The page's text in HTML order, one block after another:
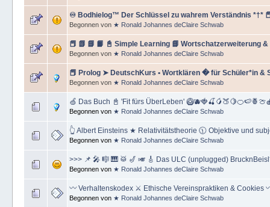
♾️ Bodhielog™ Der Schlüssel zu wahrem Verständnis *†*
Begonnen von ★ Ronald Johannes deClaire Schwab
📕 📗 📘 📙 📓 Simple Learning 📘 Wortschatzerweiterung
Begonnen von ★ Ronald Johannes deClaire Schwab
📕 Prolog ➤ DeutschKurs • Wortklären � für Schüler*in &
Begonnen von ★ Ronald Johannes deClaire Schwab
🍏 Das Buch 📓 'Fit fürs ÜberLeben'
Begonnen von ★ Ronald Johannes deClaire Schwab
👆 Albert Einsteins ★ Relativitätstheorie 🕦 Objektive und
Begonnen von ★ Ronald Johannes deClaire Schwab
>>> 📌 🎤 🎼 🎹 🥁 🎷 🎺 🎸 Das ULC (unplugged)
Begonnen von ★ Ronald Johannes deClaire Schwab
〰 Verhaltenskodex ⚔ Ethische Vereinspraktiken & Cookies
Begonnen von ★ Ronald Johannes deClaire Schwab